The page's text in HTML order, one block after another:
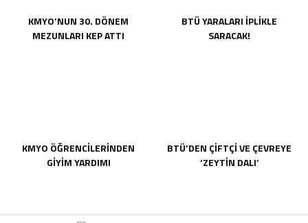
KMYO’NUN 30. DÖNEM
MEZUNLARI KEP ATTI
BTÜ YARALARI İPLİKLE
SARACAK!
KMYO ÖĞRENCİLERİNDEN
GİYİM YARDIMI
BTÜ’DEN ÇİFTÇİ VE ÇEVREYE
‘ZEYTİN DALI’